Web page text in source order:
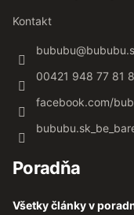
Kontakt
bububu@
00421 948 77 81
facebook.com/
Poradňa
Všetky články v